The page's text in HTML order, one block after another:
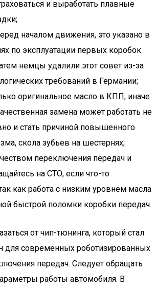
и выработать плавные
началом движения, это указано в
по эксплуатации первых коробок
немцы удалили этот совет из-за
требований в Германии;
оригинальное масло в КПП, иначе
замена может работать не
и стать причиной повышенного
скола зубьев на шестернях;
переключения передач и
на СТО, если что-то
как работа с низким уровнем масла
быстрой поломки коробки передач.
от чип-тюнинга, который стал
для современных роботизированных
передач. Следует обращать
работы автомобиля. В